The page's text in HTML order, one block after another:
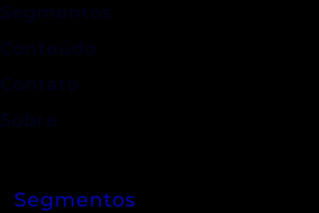
Segmentos
Conteúdo
Contato
Sobre
Segmentos